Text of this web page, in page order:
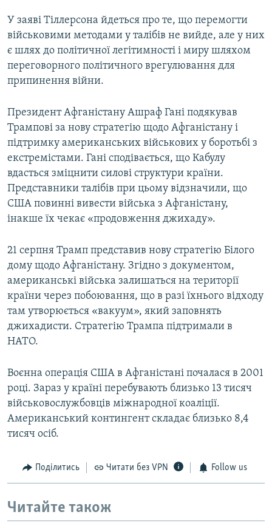
У заяві Тіллерсона йдеться про те, що перемогти
військовими методами у талібів не вийде, але у них
є шлях до політичної легітимності і миру шляхом
переговорного політичного врегулювання для
припинення війни.
Президент Афганістану Ашраф Гані подякував
Трампові за нову стратегію щодо Афганістану і
підтримку американських військових у боротьбі з
екстремістами. Гані сподівається, що Кабулу
вдасться зміцнити силові структури країни.
Представники талібів при цьому відзначили, що
США повинні вивести війська з Афганістану,
інакше їх чекає «продовження джихаду».
21 серпня Трамп представив нову стратегію Білого
дому щодо Афганістану. Згідно з документом,
американські війська залишаться на території
країни через побоювання, що в разі їхнього відходу
там утворюється «вакуум», який заповнять
джихадисти. Стратегію Трампа підтримали в
НАТО.
Воєнна операція США в Афганістані почалася в 2001
році. Зараз у країні перебувають близько 13 тисяч
військовослужбовців міжнародної коаліції.
Американський контингент складає близько 8,4
тисяч осіб.
Поділитись Читати без VPN Follow us
Читайте також